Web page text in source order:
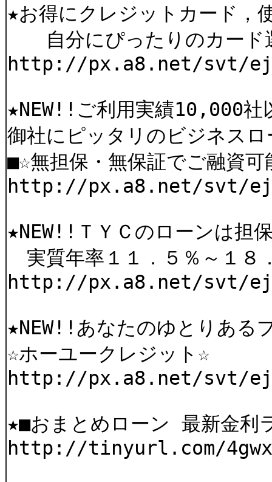
★お得にクレジットカー
自分にぴったりのカード
http://px.a8.net/svt/
★NEW!!ご利用実績10,000社
御社にピッタリのビジネス
■☆無担保・無保証でご融資可
http://px.a8.net/svt/
★NEW!!ＴＹＣのローンは担
実質年率１１．５％～１８
http://px.a8.net/svt/
★NEW!!あなたのゆとりある
☆ホーユークレジット☆
http://px.a8.net/svt/
★■おまとめローン 最新金利
http://tinyurl.com/